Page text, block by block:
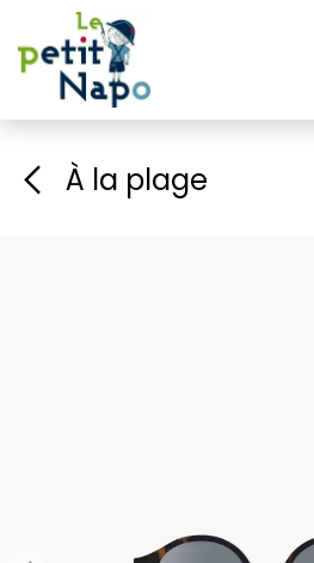
Se rendre au contenu
À la plage